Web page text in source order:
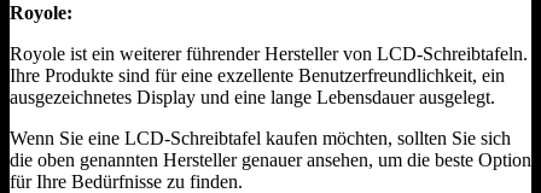
Royole:
Royole ist ein weiterer führender Hersteller von LCD-Schreibtafeln.
Ihre Produkte sind für eine exzellente Benutzerfreundlichkeit, ein
ausgezeichnetes Display und eine lange Lebensdauer ausgelegt.
Wenn Sie eine LCD-Schreibtafel kaufen möchten, sollten Sie sich
die oben genannten Hersteller genauer ansehen, um die beste Option
für Ihre Bedürfnisse zu finden.